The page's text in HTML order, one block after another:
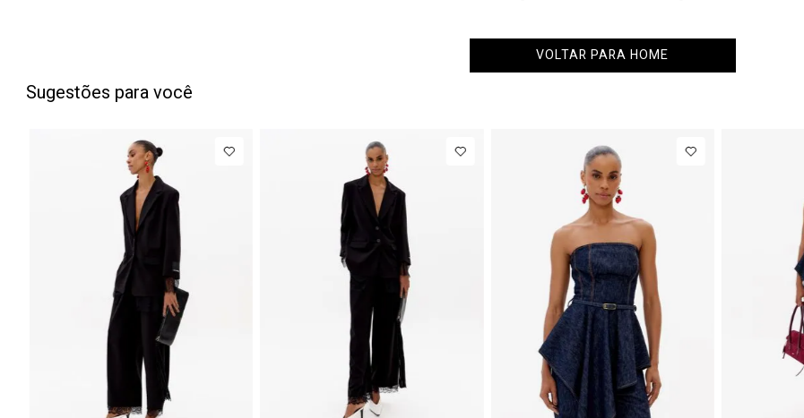
VOLTAR PARA HOME
Sugestões para você